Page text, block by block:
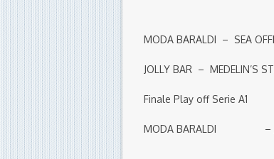
MODA BARALDI –
JOLLY BAR –
Finale Play off Serie A1
MODA BARALDI –